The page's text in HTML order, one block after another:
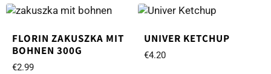
FLORIN ZAKUSZKA MIT
BOHNEN 300G
€2.99
UNIVER KETCHUP
€4.20